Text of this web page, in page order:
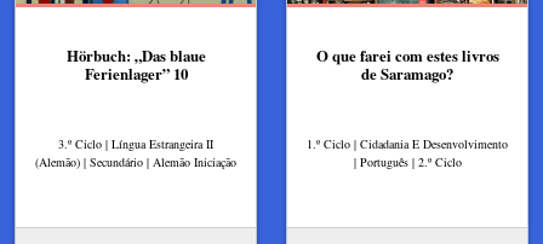
Hörbuch: „Das blaue
Ferienlager” 10
3.º Ciclo | Língua Estrangeira II
(Alemão) | Secundário | Alemão Iniciação
O que farei com estes livros
de Saramago?
1.º Ciclo | Cidadania E Desenvolvimento
| Português | 2.º Ciclo